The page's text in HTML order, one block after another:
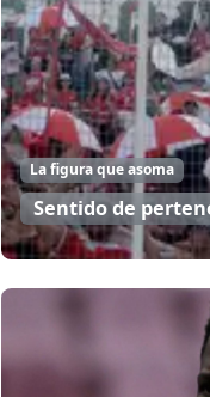
La figura que asoma
Sentido de